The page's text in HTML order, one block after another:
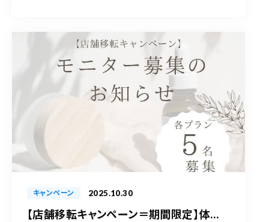
キャンペーン 2025.10.30
【店舗移転キャンペーン＝期間限定】体...